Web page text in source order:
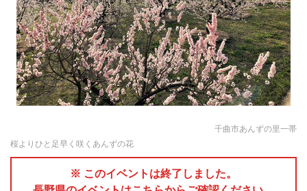
千曲市あんずの里一帯
桜よりひと足早く咲くあんずの花
※ このイベントは終了しました。